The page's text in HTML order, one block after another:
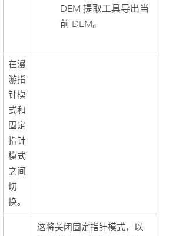
DEM 提取工具导出当
前 DEM。
在漫
游指
针模
式和
固定
指针
模式
之间
切
换。
这将关闭固定指针模式，以